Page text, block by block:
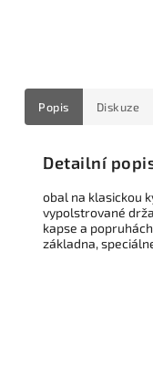
Popis Diskuze
Detailní
obal na klasickou
vypolstrované
kapse a
základna,